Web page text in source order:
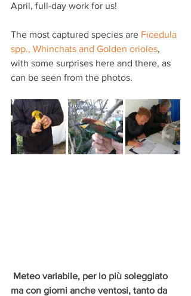
April, full-day work for us!
The most captured species are Ficedula
spp., Whinchats and Golden orioles,
with some surprises here and there, as
can be seen from the photos.
ma con giorni anche ventosi, tanto da